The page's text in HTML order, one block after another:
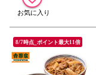
8/7時点_ポイント最大11倍